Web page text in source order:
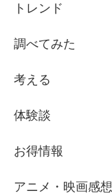
トレンド
調べてみた
考える
体験談
お得情報
アニメ・映画感想